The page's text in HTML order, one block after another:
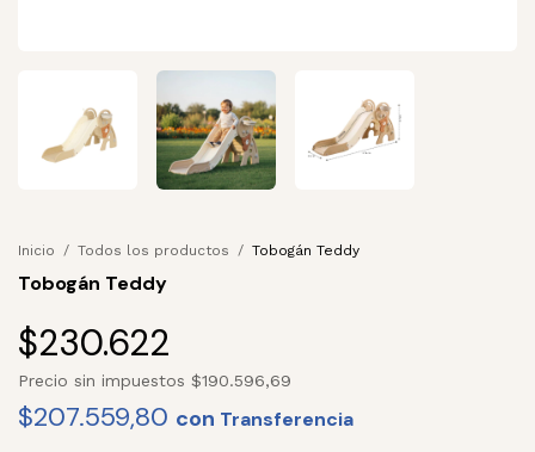
Inicio / Todos los productos / Tobogán Teddy
Tobogán Teddy
$230.622
Precio sin impuestos $190.596,69
$207.559,80 con